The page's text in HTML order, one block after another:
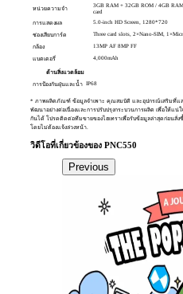
หน่วยความจำ
3GB RAM + 32GB ROM / 4GB
card
การแสดงผล
5.0-inch HD Screen, 1280*720
ช่องเสียบการ์ด
Three card slots, 2×Nano-SIM,
กล้อง
13MP AF 8MP FF
แบตเตอรี่
4,000mAh
ด้านสิ่งแวดล้อม
การป้องกันฝุ่นและน้ำ IP68
* ภาพผลิตภัณฑ์ ข้อมูลจำเพาะ คุณสมบัติ และอุปกรณ์เสริมที่แส
พัฒนาอย่างต่อเนื่องและการปรับปรุงกระบวนการผลิต เพื่อให้
กันได้ โปรดติดต่อทีมขายของไฮเทราเพื่อรับข้อมูลล่าสุดก่อนสั่
โดยไม่ต้องแจ้งล่วงหน้า.
วิดีโอที่เกี่ยวข้องของ PNC550
Previous